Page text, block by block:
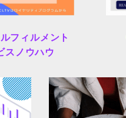
フィルメント
スノウハウ